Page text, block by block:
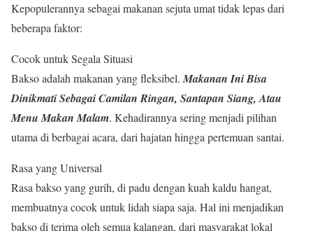
Kepopulerannya sebagai makanan sejuta umat tidak lepas dari
beberapa faktor:
Cocok untuk Segala Situasi
Bakso adalah makanan yang fleksibel.Makanan Ini Bisa
Dinikmati Sebagai Camilan Ringan, Santapan Siang, Atau
Menu Makan Malam. Kehadirannya sering menjadi pilihan
utama di berbagai acara, dari hajatan hingga pertemuan santai.
Rasa yang Universal
Rasa bakso yang gurih, di padu dengan kuah kaldu hangat,
membuatnya cocok untuk lidah siapa saja. Hal ini menjadikan
bakso di terima oleh semua kalangan, dari masyarakat lokal